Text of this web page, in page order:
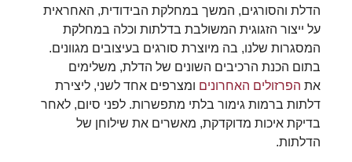
הדלת והסורגים, המשך במחלקת הבידודית, האחראית
על ייצור הזגוגית המשולבת בדלתות וכלה במחלקת
המסגרות שלנו, בה מיוצרת סורגים בעיצובים מגוונים.
בתום הכנת הרכיבים השונים של הדלת, משלימים
הפרזולים האחרוניםומצרפים אחד לשני, ליצירת
דלתות ברמות גימור בלתי מתפשרות. לפני סיום, לאחר
בדיקת איכות מדוקדקת, מאשרים את שילוחן של
הדלתות.